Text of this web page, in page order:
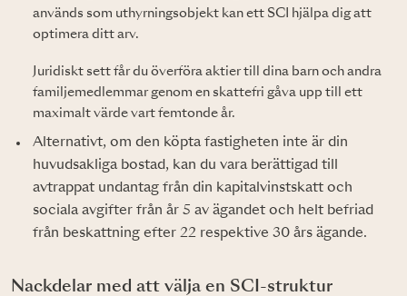
används som uthyrningsobjekt kan ett SCI hjälpa dig att
optimera ditt arv.
Juridiskt sett får du överföra aktier till dina barn och andra
familjemedlemmar genom en skattefri gåva upp till ett
maximalt värde vart femtonde år.
Alternativt, om den köpta fastigheten inte är din
huvudsakliga bostad, kan du vara berättigad till
avtrappat undantag från din kapitalvinstskatt och
sociala avgifter från år 5 av ägandet och helt befriad
från beskattning efter 22 respektive 30 års ägande.
Nackdelar med att välja en SCI-struktur